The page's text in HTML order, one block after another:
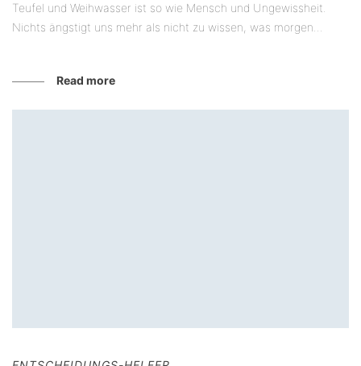
Teufel und Weihwasser ist so wie Mensch und Ungewissheit.
Nichts ängstigt uns mehr als nicht zu wissen, was morgen...
Read more